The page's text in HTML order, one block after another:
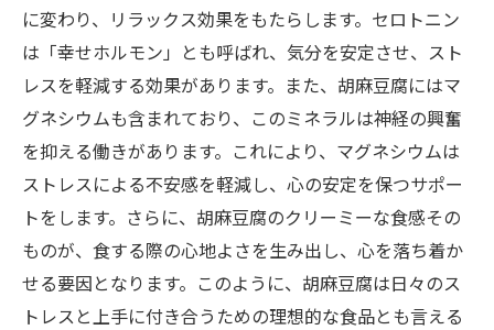
筋肉を強化する胡麻豆腐のタンパク質
胡麻豆腐のタンパク質が体内で果たす役割
ベジタリアンに最適な胡麻豆腐のタンパク
質
胡麻豆腐のタンパク質が成長をサポートす
る理由
胡麻豆腐が持つタンパク質の吸収効率
胡麻豆腐に含まれる健康的な脂肪酸の働き
胡麻豆腐の脂肪酸が心臓を守る理由
に変わり、リラックス効果をもたらします。セロトニン
は「幸せホルモン」とも呼ばれ、気分を安定させ、スト
レスを軽減する効果があります。また、胡麻豆腐にはマ
グネシウムも含まれており、このミネラルは神経の興奮
を抑える働きがあります。これにより、マグネシウムは
ストレスによる不安感を軽減し、心の安定を保つサポー
トをします。さらに、胡麻豆腐のクリーミーな食感その
ものが、食する際の心地よさを生み出し、心を落ち着か
せる要因となります。このように、胡麻豆腐は日々のス
トレスと上手に付き合うための理想的な食品とも言える